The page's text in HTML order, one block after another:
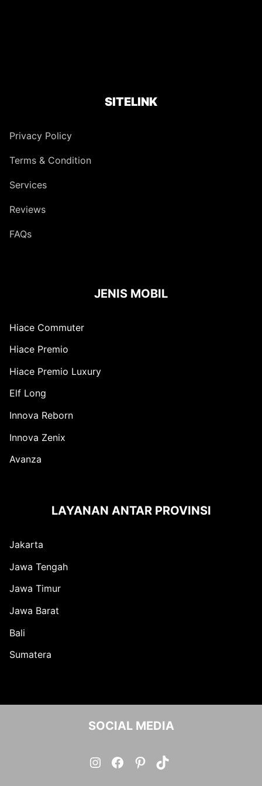
SITELINK
Privacy Policy
Terms & Condition
Services
Reviews
FAQs
JENIS MOBIL
Hiace Commuter
Hiace Premio
Hiace Premio Luxury
Elf Long
Innova Reborn
Innova Zenix
Avanza
LAYANAN ANTAR PROVINSI
Jakarta
Jawa Tengah
Jawa Timur
Jawa Barat
Bali
Sumatera
SOCIAL MEDIA
Instagram
Facebook
Pinterest
TikTok